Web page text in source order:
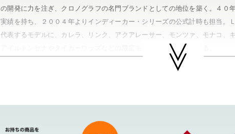
の開発に力を注ぎ、クロノグラフの名門ブランドとしての地位を築く。４０
実績を持ち、２００４年よりインディーカー・シリーズの公式計時も担当。
代表するモデルに、カレラ、リンク、アクアレーサー、モンツァ、モナコ、
アイルトンセナやタイガーウッズなどの限定モデルも発売されている。
茨城県 県南地区（石岡市・かすみがうら市・土浦市・つくば市・阿見町・美